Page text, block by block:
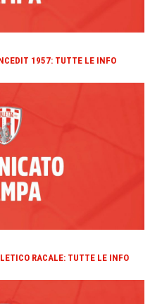
1957: TUTTE LE INFO
RACALE: TUTTE LE INFO